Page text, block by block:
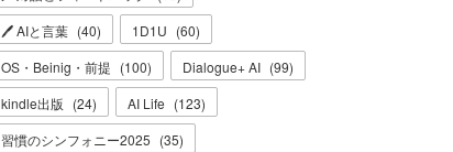
🖊 AIと言葉 (40) 1D1U (60)
OS・Beinig・前提 (100) Dialogue+ AI (99)
kindle出版 (24) AI Life (123)
習慣のシンフォニー2025 (35)